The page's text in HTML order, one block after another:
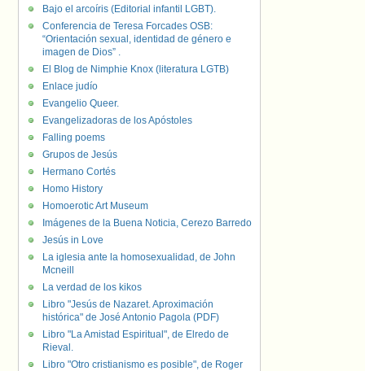
Bajo el arcoíris (Editorial infantil LGBT).
Conferencia de Teresa Forcades OSB:
“Orientación sexual, identidad de género e
imagen de Dios” .
El Blog de Nimphie Knox (literatura LGTB)
Enlace judío
Evangelio Queer.
Evangelizadoras de los Apóstoles
Falling poems
Grupos de Jesús
Hermano Cortés
Homo History
Homoerotic Art Museum
Imágenes de la Buena Noticia, Cerezo Barredo
Jesús in Love
La iglesia ante la homosexualidad, de John
Mcneill
La verdad de los kikos
Libro "Jesús de Nazaret. Aproximación
histórica" de José Antonio Pagola (PDF)
Libro "La Amistad Espiritual", de Elredo de
Rieval.
Libro "Otro cristianismo es posible", de Roger